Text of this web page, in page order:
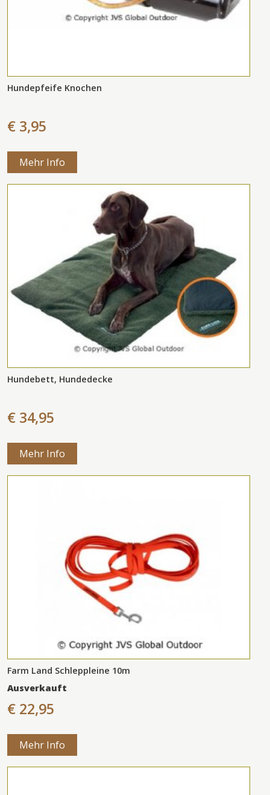
Hundepfeife Knochen
€ 3,95
Mehr Info
Hundebett, Hundedecke
€ 34,95
Mehr Info
Farm Land Schleppleine 10m
Ausverkauft
€ 22,95
Mehr Info